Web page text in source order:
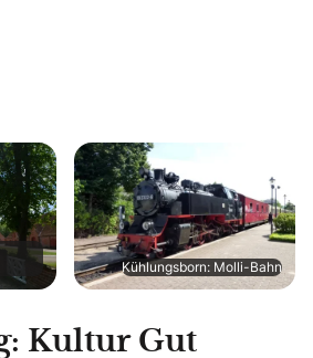
Kühlungsborn: Molli-Bahn
Kultur Gut